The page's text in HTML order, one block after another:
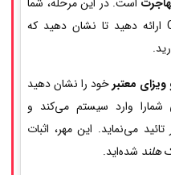
باید مدارک خود را به افسران CBP ارائه دهید تا نشان دهید که
معتبرخود را نشان دهید
شمارا وارد سیستم می‌کند و
می‌نماید. این مهر، اثبات
هلند شده‌اید.